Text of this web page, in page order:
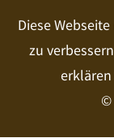
Diese
zu
©